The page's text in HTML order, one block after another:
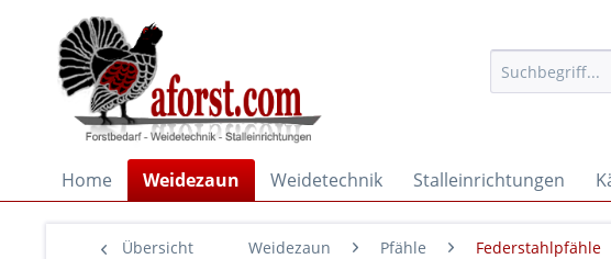
Home Weidezaun Weidetechnik Stalleinrichtungen
Übersicht Weidezaun Pfähle Federstahlpfähle